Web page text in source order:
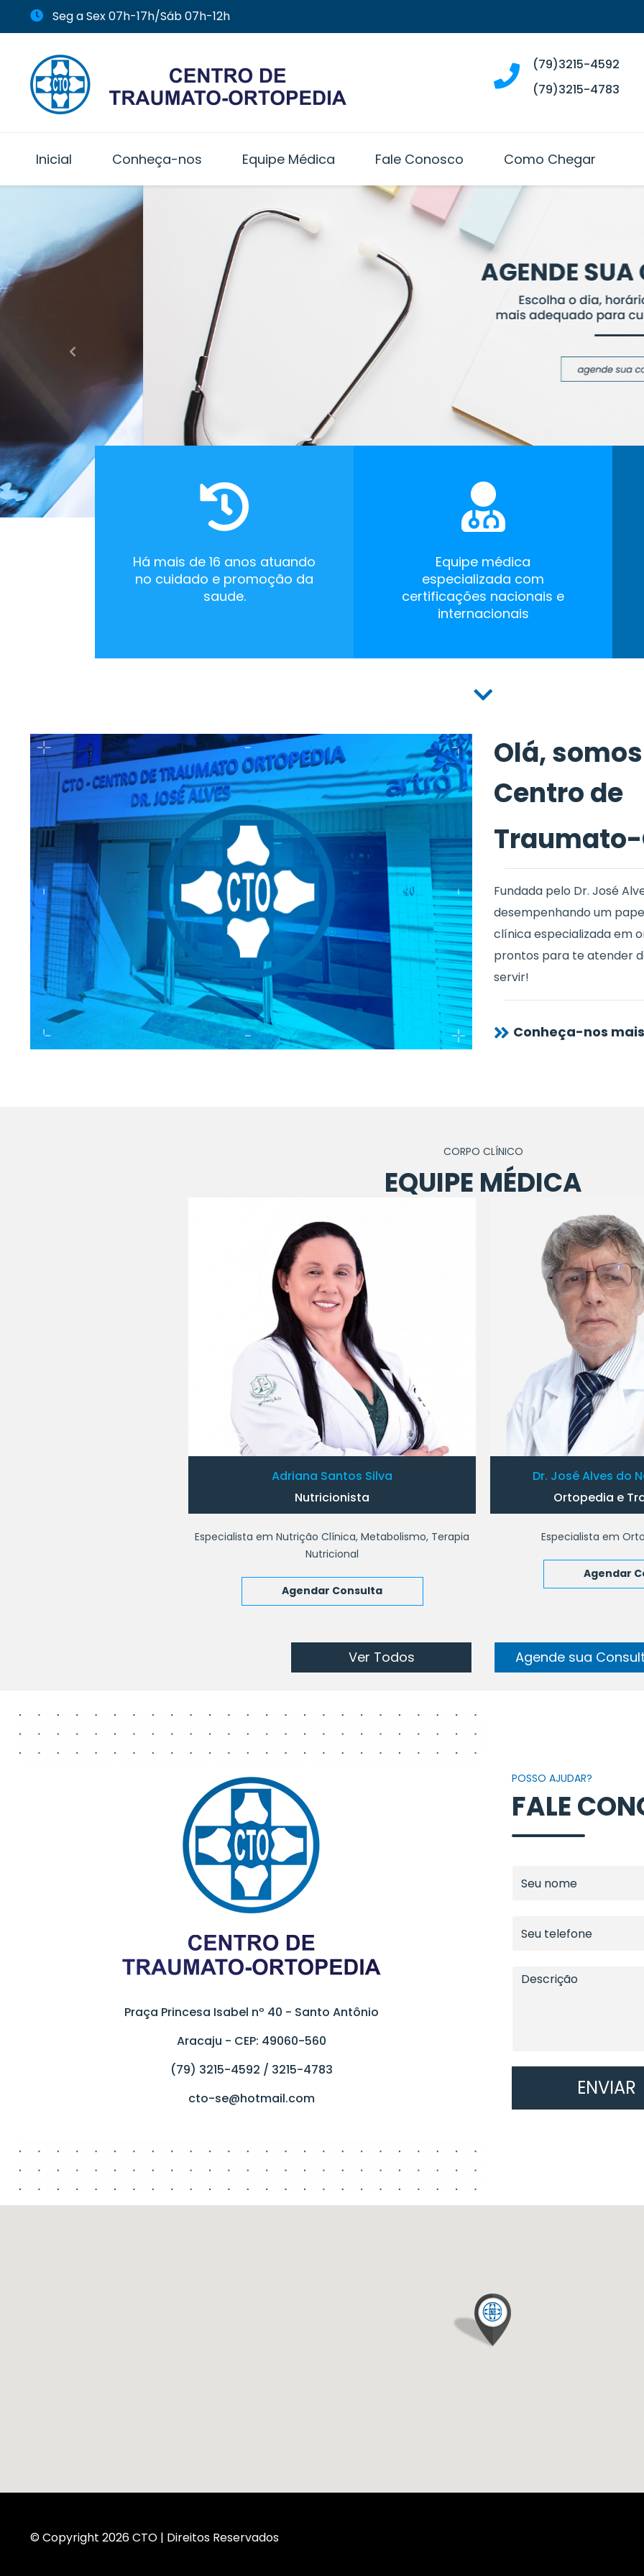
Seg a Sex 07h-17h/Sáb 07h-12h
(79)3215-4592
(79)3215-4783
Inicial Conheça-nos Equipe Médica Fale Conosco Como Chegar
Voltar
Há mais de 16 anos atuando
no cuidado e promoção da
saude.
Equipe médica
especializada com
certificações nacionais e
internacionais
Olá,
Centro de
Fundada pelo Dr. José
desempenhando um
clínica especializada em
prontos para te atender
servir!
Conheça-nos mais
CORPO CLÍNICO
EQUIPE MÉDICA
Adriana Santos Silva
Nutricionista
Especialista em Nutrição Clínica, Metabolismo, Terapia
Nutricional
Agendar Consulta
Dr. José Alves do
Ortopedia e
Especialista em
Agendar
Ver Todos Agende sua
Praça Princesa Isabel nº 40 - Santo Antônio
Aracaju - CEP: 49060-560
(79) 3215-4592 / 3215-4783
cto-se@hotmail.com
POSSO AJUDAR?
FALE
ENVIAR
© Copyright 2026 CTO | Direitos Reservados